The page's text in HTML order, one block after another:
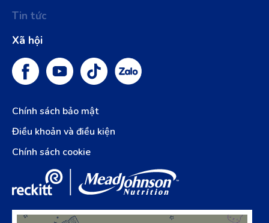
Tin tức
Xã hội
Chính sách bảo mật
Điều khoản và điều kiện
Chính sách cookie